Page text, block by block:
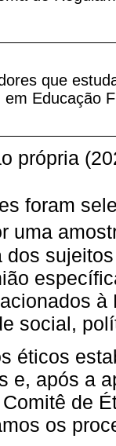
que
em Educação
própria
foram
uma
social,
éticos
e, após a
de
os